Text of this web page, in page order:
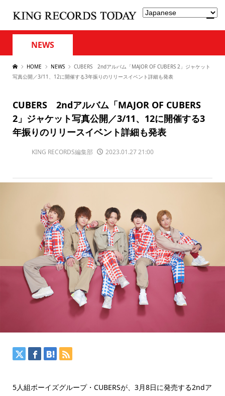
NEWS
HOME NEWS
CUBERS 2ndアルバム「MAJOR OF CUBERS 2」ジャケット
写真公開／3/11、12に開催する3年振りのリリースイベント詳細も発表
CUBERS 2ndアルバム「MAJOR OF CUBERS
2」ジャケット写真公開／3/11、12に開催する3
年振りのリリースイベント詳細も発表
KING RECORDS編集部 2023.01.27 21:00
5人組ボーイズグループ・CUBERSが、3月8日に発売する2ndア